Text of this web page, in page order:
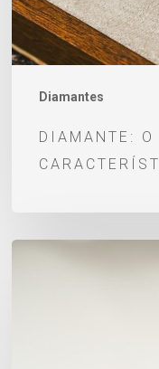
Diamantes
curiosidades
DIAMANTE: